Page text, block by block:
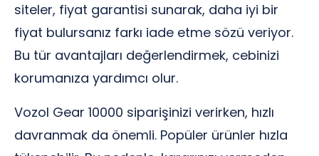
siteler, fiyat garantisi sunarak, daha iyi bir
fiyat bulursanız farkı iade etme sözü veriyor.
Bu tür avantajları değerlendirmek, cebinizi
korumanıza yardımcı olur.
Vozol Gear 10000 siparişinizi verirken, hızlı
davranmak da önemli. Popüler ürünler hızla